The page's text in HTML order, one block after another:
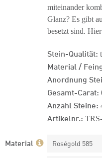
miteinander
Glanz? Es gibt
besetzt sind.
Stein-Qualität:
Material /
Anordnung
Gesamt-Carat:
Anzahl Steine:
Artikelnr.:
Material Roségold 585